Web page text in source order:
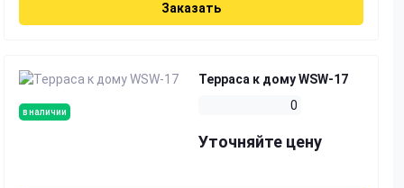
Заказать
в наличии
Терраса к дому WSW-17
0
Уточняйте цену